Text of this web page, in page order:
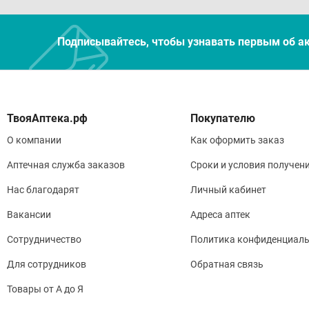
с тем,
при
на
Подписывайтесь, чтобы узнавать первым об
О компании
Аптечная служба заказов
Нас благодарят
Вакансии
Сотрудничество
Для сотрудников
Товары от А до Я
Покупателю
Как оформить заказ
Сроки и условия
Личный кабинет
Адреса аптек
Политика
Обратная связь